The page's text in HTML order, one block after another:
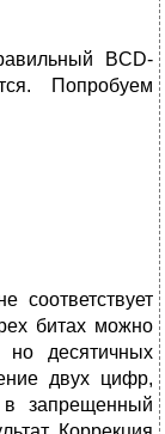
BCD-
Попробуем
соответствует
битах можно
десятич­ных
двух цифр,
запрещенный